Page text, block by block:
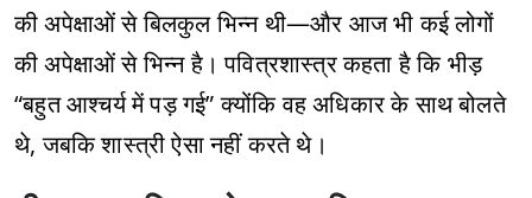
की अपेक्षाओं से बिलकुल भिन्न थी—और आज भी कई लोगों
की अपेक्षाओं से भिन्न है। पवित्रशास्त्र कहता है कि भीड़
“बहुत आश्चर्य में पड़ गई” क्योंकि वह अधिकार के साथ बोलते
थे, जबकि शास्त्री ऐसा नहीं करते थे।